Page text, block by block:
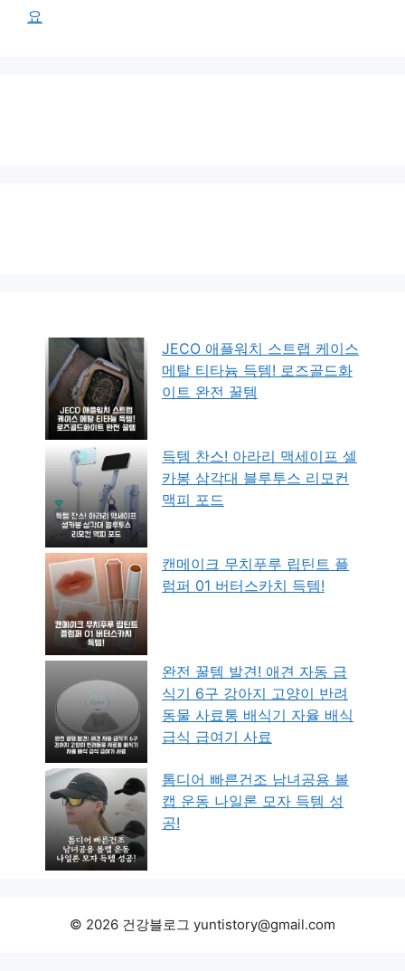
요
JECO 애플워치 스트랩 케이스
메탈 티타늄 득템! 로즈골드화
이트 완전 꿀템
득템 찬스! 아라리 맥세이프 셀
카봉 삼각대 블루투스 리모컨
맥피 포드
캔메이크 무치푸루 립틴트 플
럼퍼 01 버터스카치 득템!
완전 꿀템 발견! 애견 자동 급
식기 6구 강아지 고양이 반려
동물 사료통 배식기 자율 배식
급식 급여기 사료
톰디어 빠른건조 남녀공용 볼
캡 운동 나일론 모자 득템 성
공!
© 2026 건강블로그 yuntistory@gmail.com